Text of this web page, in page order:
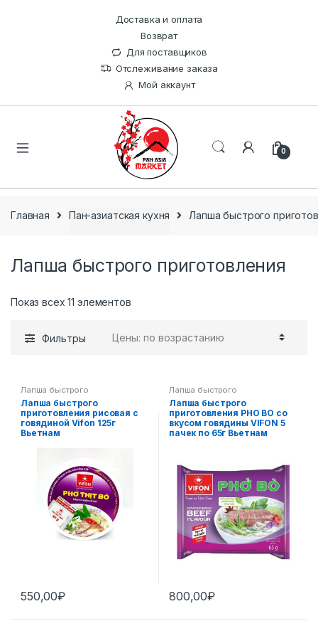
Доставка и оплата
Возврат
Для поставщиков
Отслеживание заказа
Мой аккаунт
0
Главная Пан-азиатская кухня Лапша быстрого
Лапша быстрого приготовления
Показ всех 11 элементов
Фильтры
Лапша быстрого
приготовления
кухня
Лапша быстрого
приготовления рисовая с
говядиной Vifon 125г
Вьетнам
550,00₽
Лапша быстрого
приготовления
кухня
Лапша быстрого
приготовления PHO BO со
вкусом говядины VIFON 5
пачек по 65г Вьетнам
800,00₽